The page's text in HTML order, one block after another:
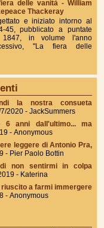
delle vanità - William
Thackeray
e iniziato intorno al
45, pubblicato a puntate
in volume l'anno
"La fiera delle
la nostra consueta
2020 - JackSummers
6 anni dall'ultimo... ma
- Anonymous
leggere di Antonio Pra,
- Pier Paolo Bottin
non sentirmi in colpa
- Katerina
a farmi immergere
- Anonymous